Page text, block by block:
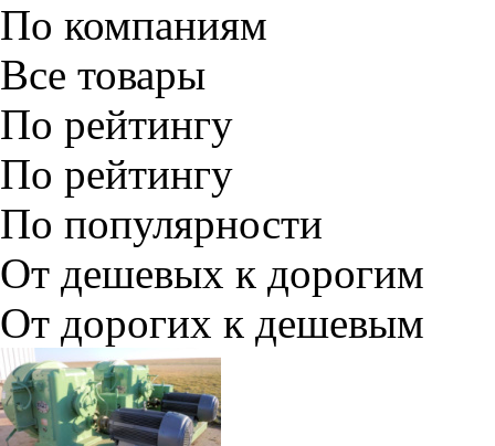
По компаниям
Все товары
По рейтингу
По рейтингу
По популярности
От дешевых к дорогим
От дорогих к дешевым